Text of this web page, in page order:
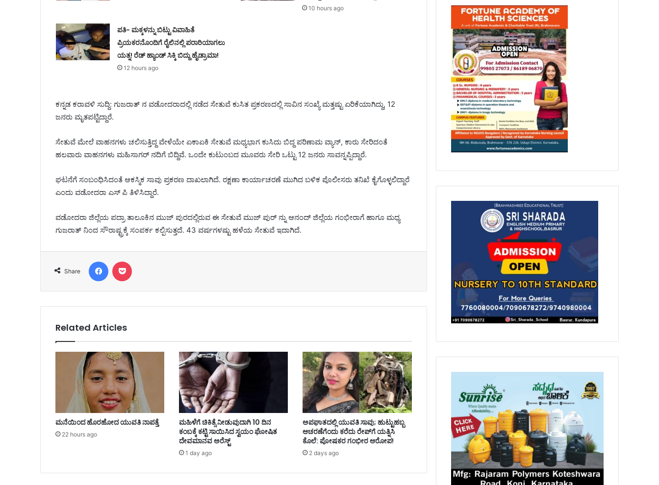
10 hours ago
ಪತಿ- ಮಕ್ಕಳನ್ನು ಬಿಟ್ಟು ವಿವಾಹಿತೆ
ಪ್ರಿಯಕರನೊಂದಿಗೆ ರೈಲಿನಲ್ಲಿ ಪರಾರಿಯಾಗಲು
ಯತ್ನ! ರೆಡ್ ಹ್ಯಾಂಡ್ ಸಿಕ್ಕಿ ಬಿದ್ದು ಹೈಡ್ರಾಮಾ!
12 hours ago
ಕನ್ನಡ ಕರಾವಳಿ ಸುದ್ದಿ: ಗುಜರಾತ್ ನ ವಡೋದರಾದಲ್ಲಿ ನಡೆದ ಸೇತುವೆ ಕುಸಿತ ಪ್ರಕರಣದಲ್ಲಿ ಸಾವಿನ ಸಂಖ್ಯೆ ಮತ್ತಷ್ಟು ಏರಿಕೆಯಾಗಿದ್ದು, 12
ಜನರು ಮೃತಪಟ್ಟಿದ್ದಾರೆ.
ಸೇತುವೆ ಮೇಲೆ ವಾಹನಗಳು ಚಲಿಸುತ್ತಿದ್ದ ವೇಳೆಯೇ ಏಕಾಏಕಿ ಸೇತುವೆ ಮಧ್ಯಭಾಗ ಕುಸಿದು ಬಿದ್ದ ಪರಿಣಾಮ ವ್ಯಾನ್, ಕಾರು ಸೇರಿದಂತೆ
ಹಲವಾರು ವಾಹನಗಳು ಮಹಿಸಾಗರ್ ನದಿಗೆ ಬಿದ್ದಿವೆ. ಒಂದೇ ಕುಟುಂಬದ ಮೂವರು ಸೇರಿ ಒಟ್ಟು 12 ಜನರು ಸಾವನ್ನಪ್ಪಿದ್ದಾರೆ.
ಘಟನೆಗೆ ಸಂಬಂಧಿಸಿದಂತೆ ಆಕಸ್ಮಿಕ ಸಾವು ಪ್ರಕರಣ ದಾಖಲಾಗಿದೆ. ರಕ್ಷಣಾ ಕಾರ್ಯಾಚರಣೆ ಮುಗಿದ ಬಳಿಕ ಪೊಲೀಸರು ತನಿಖೆ ಕೈಗೊಳ್ಳಲಿದ್ದಾರೆ
ಎಂದು ವಡೋದರಾ ಎಸ್ ಪಿ ತಿಳಿಸಿದ್ದಾರೆ.
ವಡೋದರಾ ಜಿಲ್ಲೆಯ ಪದ್ರಾ ತಾಲೂಕಿನ ಮುಜ್ ಪುರದಲ್ಲಿರುವ ಈ ಸೇತುವೆ ಮುಜ್ ಪುರ್ ನ್ನು ಆನಂದ್ ಜಿಲ್ಲೆಯ ಗಂಭೀರಾಗೆ ಹಾಗೂ ಮಧ್ಯ
ಗುಜರಾತ್ ನಿಂದ ಸೌರಾಷ್ಟ್ರಕ್ಕೆ ಸಂಪರ್ಕ ಕಲ್ಪಿಸುತ್ತದೆ. 43 ವರ್ಷಗಳಷ್ಟು ಹಳೆಯ ಸೇತುವೆ ಇದಾಗಿದೆ.
Share
Facebook
Related Articles
ಮನೆಯಿಂದ ಹೊರಹೋದ ಯುವತಿ ನಾಪತ್ತೆ
22 hours ago
ಮಹಿಳೆಗೆ ಚಿಕಿತ್ಸೆ ನೀಡುವುದಾಗಿ 10 ದಿನ
ಕಂಬಕ್ಕೆ ಕಟ್ಟಿ ಸಾಯಿಸಿದ ಸ್ವಯಂ ಘೋಷಿತ
ದೇವಮಾನವ ಅರೆಸ್ಟ್
1 day ago
ಅಪಘಾತದಲ್ಲಿ ಯುವತಿ ಸಾವು; ಹುಟ್ಟುಹಬ್ಬ
ಆಚರಣೆಗೆಂದು ಕರೆದು ರೇಪ್‌ಗೆ ಯತ್ನಿಸಿ
ಕೊಲೆ: ಪೋಷಕರ ಗಂಭೀರ ಆರೋಪ!
2 days ago